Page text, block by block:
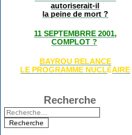
autoriserait-il
la peine de mort ?
11 SEPTEMBRRE 2001,
COMPLOT ?
BAYROU RELANCE
LE PROGRAMME NUCLÉAIRE
Recherche